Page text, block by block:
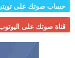
حساب صوتك على تويتر
قناة صوتك على